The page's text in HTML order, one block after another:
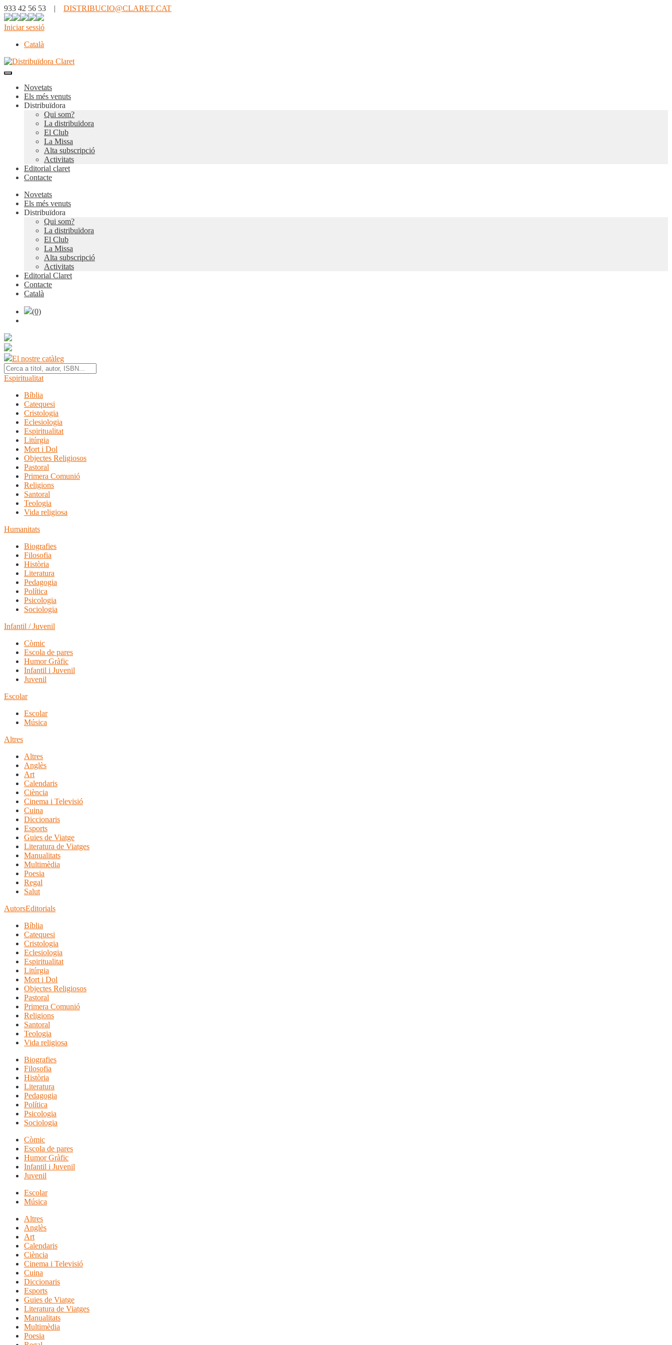
933 42 56 53 | DISTRIBUCIO@CLARET.CAT
Iniciar sessió
Català
Novetats
Els més venuts
Distribuïdora
Qui som?
La distribuïdora
El Club
La Missa
Alta subscripció
Activitats
Editorial claret
Contacte
Novetats
Els més venuts
Distribuïdora
Qui som?
La distribuïdora
El Club
La Missa
Alta subscripció
Activitats
Editorial Claret
Contacte
Català
(0)
El nostre catàleg
Espiritualitat
Bíblia
Catequesi
Cristologia
Eclesiologia
Espiritualitat
Litúrgia
Mort i Dol
Objectes Religiosos
Pastoral
Primera Comunió
Religions
Santoral
Teologia
Vida religiosa
Humanitats
Biografies
Filosofia
Història
Literatura
Pedagogia
Política
Psicologia
Sociologia
Infantil / Juvenil
Còmic
Escola de pares
Humor Gràfic
Infantil i Juvenil
Juvenil
Escolar
Escolar
Música
Altres
Altres
Anglès
Art
Calendaris
Ciència
Cinema i Televisió
Cuina
Diccionaris
Esports
Guies de Viatge
Literatura de Viatges
Manualitats
Multimèdia
Poesia
Regal
Salut
AutorsEditorials
Bíblia
Catequesi
Cristologia
Eclesiologia
Espiritualitat
Litúrgia
Mort i Dol
Objectes Religiosos
Pastoral
Primera Comunió
Religions
Santoral
Teologia
Vida religiosa
Biografies
Filosofia
Història
Literatura
Pedagogia
Política
Psicologia
Sociologia
Còmic
Escola de pares
Humor Gràfic
Infantil i Juvenil
Juvenil
Escolar
Música
Altres
Anglès
Art
Calendaris
Ciència
Cinema i Televisió
Cuina
Diccionaris
Esports
Guies de Viatge
Literatura de Viatges
Manualitats
Multimèdia
Poesia